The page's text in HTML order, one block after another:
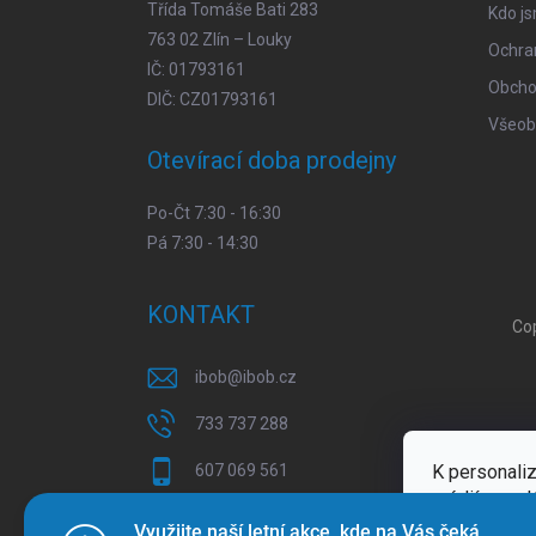
K
médií a
Více
Třída Tomáše Bati 283
763 02 Zlín – Louky
IČ: 01793161
DIČ: CZ01793161
Otevírací doba prodejny
Po-Čt 7:30 - 16:30
Pá 7:30 - 14:30
Kdo
KONTAKT
ibob@ibob.cz
733 737 288
607 069 561